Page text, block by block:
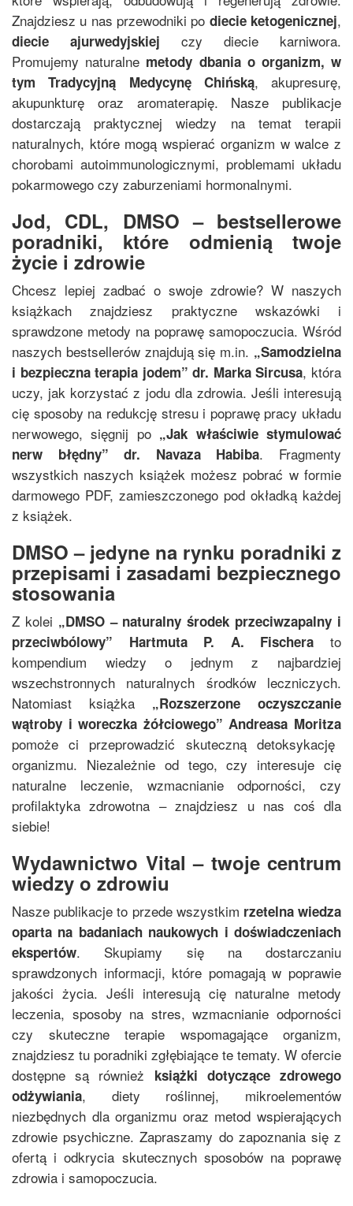
Znajdziesz u nas przewodniki po diecie ketogenicznej,
diecie ajurwedyjskiej czy diecie karniwora.
Promujemy naturalne metody dbania o organizm, w
tymTradycyjną Medycynę Chińską, akupresurę,
akupunkturę oraz aromaterapię. Nasze publikacje
dostarczają praktycznej wiedzy na temat terapii
naturalnych, które mogą wspierać organizm w walce z
chorobami autoimmunologicznymi, problemami układu
pokarmowego czy zaburzeniami hormonalnymi.
Jod, CDL, DMSO – bestsellerowe
poradniki, które odmienią twoje
życie i zdrowie
Chcesz lepiej zadbać o swoje zdrowie? W naszych
książkach znajdziesz praktyczne wskazówki i
sprawdzone metody na poprawę samopoczucia. Wśród
naszych bestsellerów znajdują się m.in. „Samodzielna
i bezpieczna terapia jodem”dr. Marka Sircusa, która
uczy, jak korzystać z jodu dla zdrowia. Jeśli interesują
cię sposoby na redukcję stresu i poprawę pracy układu
nerwowego, sięgnij po „Jak właściwie stymulować
nerw błędny”dr. Navaza Habiba. Fragmenty
wszystkich naszych książek możesz pobrać w formie
darmowego PDF, zamieszczonego pod okładką każdej
z książek.
DMSO – jedyne na rynku poradniki z
przepisami i zasadami bezpiecznego
stosowania
Z kolei „DMSO – naturalny środek przeciwzapalny i
przeciwbólowy” Hartmuta P. A. Fischera to
kompendium wiedzy o jednym z najbardziej
wszechstronnych naturalnych środków leczniczych.
Natomiast książka „Rozszerzone oczyszczanie
wątroby i woreczka żółciowego”Andreasa Moritza
pomoże ci przeprowadzić skuteczną detoksykację
organizmu. Niezależnie od tego, czy interesuje cię
naturalne leczenie, wzmacnianie odporności, czy
profilaktyka zdrowotna – znajdziesz u nas coś dla
siebie!
Wydawnictwo Vital – twoje centrum
wiedzy o zdrowiu
Nasze publikacje to przede wszystkim rzetelna wiedza
oparta na badaniach naukowych i doświadczeniach
ekspertów. Skupiamy się na dostarczaniu
sprawdzonych informacji, które pomagają w poprawie
jakości życia. Jeśli interesują cię naturalne metody
leczenia, sposoby na stres, wzmacnianie odporności
czy skuteczne terapie wspomagające organizm,
znajdziesz tu poradniki zgłębiające te tematy. W ofercie
dostępne są również książki dotyczące zdrowego
odżywiania, diety roślinnej, mikroelementów
niezbędnych dla organizmu oraz metod wspierających
zdrowie psychiczne. Zapraszamy do zapoznania się z
ofertą i odkrycia skutecznych sposobów na poprawę
zdrowia i samopoczucia.